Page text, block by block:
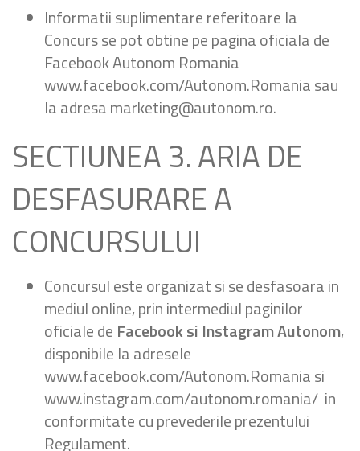
Informatii suplimentare referitoare la
Concurs se pot obtine pe pagina oficiala de
Facebook Autonom Romania
www.facebook.com/Autonom.Romania sau
la adresa marketing@autonom.ro.
SECTIUNEA 3. ARIA DE
DESFASURARE A
CONCURSULUI
Concursul este organizat si se desfasoara in
mediul online, prin intermediul paginilor
oficiale de Facebook si Instagram Autonom,
disponibile la adresele
www.facebook.com/Autonom.Romania si
www.instagram.com/autonom.romania/ in
conformitate cu prevederile prezentului
Regulament.